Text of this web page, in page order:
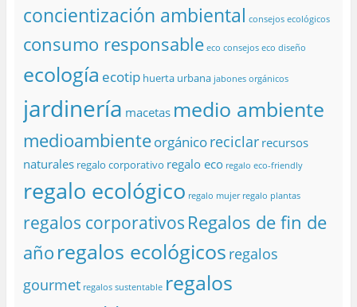
concientización ambiental consejos ecológicos
consumo responsable eco consejos eco diseño
ecología ecotip huerta urbana jabones orgánicos
jardinería macetas medio ambiente
medioambienteorgánicoreciclar recursos
naturales regalo corporativo regalo eco regalo eco-friendly
regalo ecológico regalo mujer regalo plantas
regalos corporativos Regalos de fin de
año regalos ecológicos regalos
gourmet regalos sustentable regalos